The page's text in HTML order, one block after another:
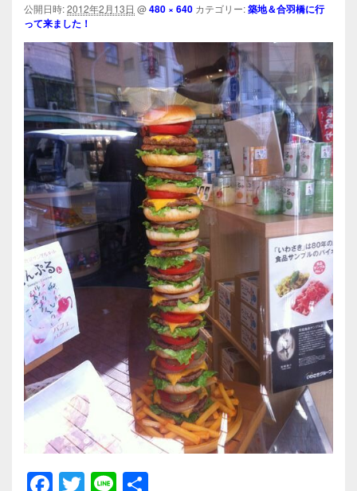
ビ
ー
ョ
ン
公開日時:2012年2月13日 @480 × 640 カテゴリー:築地＆合羽橋に行
って来ました！